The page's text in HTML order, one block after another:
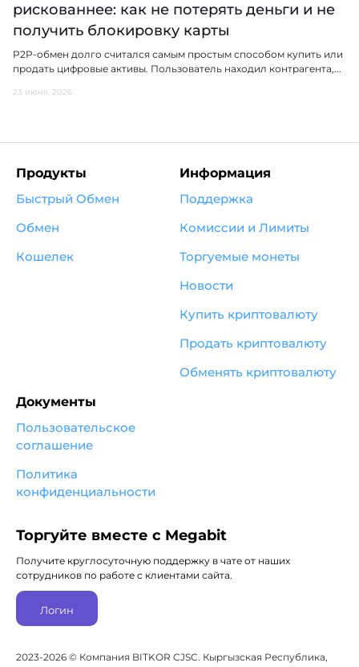
рискованнее: как не потерять деньги и не
получить блокировку карты
P2P-обмен долго считался самым простым способом купить или
продать цифровые активы. Пользователь находил контрагента,...
23 июня, 2026
2023-2026 © Компания BITKOR CJSC. Кыргызская Республика,
Продукты
Быстрый Обмен
Обмен
Кошелек
Информация
Поддержка
Комиссии и Лимиты
Торгуемые монеты
Новости
Купить криптовалюту
Продать криптовалюту
Обменять криптовалюту
Документы
Пользовательское
соглашение
Политика
конфиденциальности
Торгуйте вместе с Megabit
Получите круглосуточную поддержку в чате от наших
сотрудников по работе с клиентами сайта.
Логин